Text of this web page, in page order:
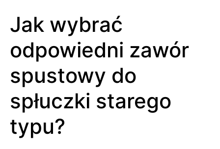
Jak wybrać
odpowiedni zawór
spustowy do
spłuczki starego
typu?